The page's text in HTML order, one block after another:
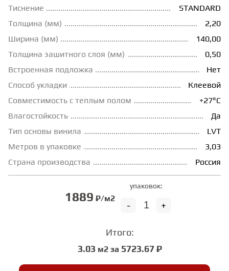
ГРУНТОВКИ
ТЕПЛЫЙ ПОЛ
ТЕРМОПАРКЕТ
МАССИВНАЯ ДОСКА
ИСКУССТВЕННАЯ ТРАВА
ИНЖЕНЕРНЫЙ МОДУЛЬ
СТУПЕНИ
Тиснение
STANDARD
Толщина (мм)
2,20
Ширина (мм)
140,00
Толщина зашитного слоя (мм)
0,50
Встроенная подложка
Нет
Способ укладки
Клеевой
Совместимость с теплым полом
+27°С
Влагостойкость
Да
Тип основы винила
LVT
Метров в упаковке
3,03
Страна производства
Россия
1889 ₽/м2
упаковок:
+
-
Итого:
3.03 м2 за 5723.67 ₽